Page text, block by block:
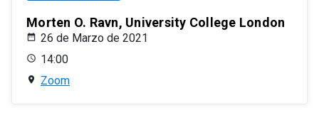
Morten O. Ravn, University College London
26 de Marzo de 2021
14:00
Zoom